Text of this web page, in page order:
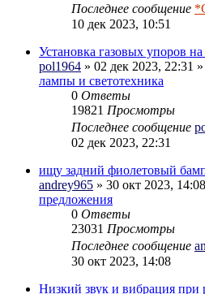
Последнее сообщение
10 дек 2023, 10:51
Установка газовых упоров
pol1964 » 02 дек 2023, 22:31
лампы и светотехника
0 Ответы
19821 Просмотры
Последнее сообщение
02 дек 2023, 22:31
ищу задний фиолетовый
andrey965 » 30 окт 2023,
предложения
0 Ответы
23031 Просмотры
Последнее сообщение
30 окт 2023, 14:08
Низкий звук и вибрация при